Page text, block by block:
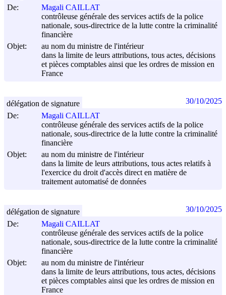
De:
Magali CAILLAT
contrôleuse générale des services actifs de la police
nationale, sous-directrice de la lutte contre la criminalité
financière
Objet:
au nom du ministre de l'intérieur
dans la limite de leurs attributions, tous actes, décisions
et pièces comptables ainsi que les ordres de mission en
France
De:
Magali CAILLAT
contrôleuse générale des services actifs de la police
nationale, sous-directrice de la lutte contre la criminalité
financière
Objet:
au nom du ministre de l'intérieur
dans la limite de leurs attributions, tous actes relatifs à
l'exercice du droit d'accès direct en matière de
traitement automatisé de données
délégation de signature 30/10/2025
De:
Magali CAILLAT
contrôleuse générale des services actifs de la police
nationale, sous-directrice de la lutte contre la criminalité
financière
Objet:
au nom du ministre de l'intérieur
dans la limite de leurs attributions, tous actes, décisions
et pièces comptables ainsi que les ordres de mission en
France
délégation de signature 30/10/2025